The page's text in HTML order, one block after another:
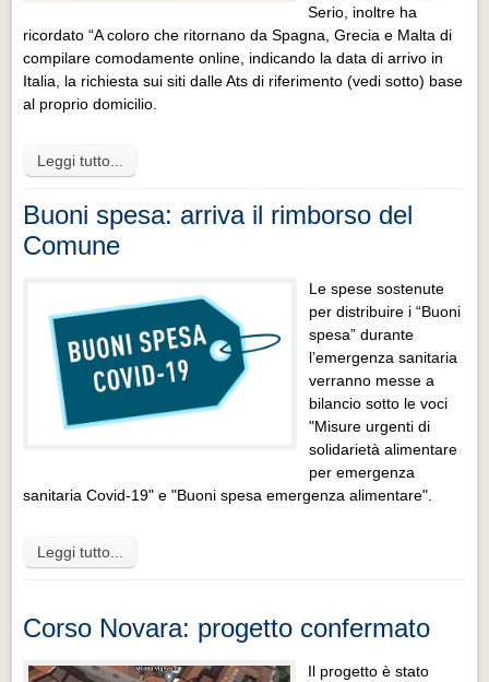
Serio, inoltre ha
ricordato “A coloro che ritornano da Spagna, Grecia e Malta di
compilare comodamente online, indicando la data di arrivo in
Italia, la richiesta sui siti dalle Ats di riferimento (vedi sotto) base
al proprio domicilio.
Leggi tutto...
Buoni spesa: arriva il rimborso del
Comune
Le spese sostenute
per distribuire i “Buoni
spesa” durante
l’emergenza sanitaria
verranno messe a
bilancio sotto le voci
"Misure urgenti di
solidarietà alimentare
per emergenza
sanitaria Covid-19" e "Buoni spesa emergenza alimentare".
Leggi tutto...
Corso Novara: progetto confermato
Il progetto è stato